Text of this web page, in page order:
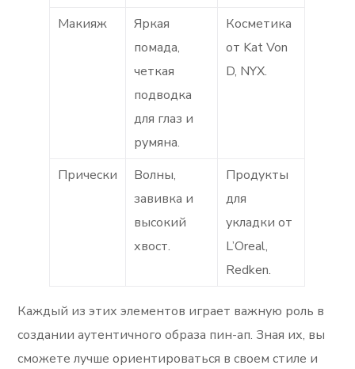
Макияж
Яркая
помада,
четкая
подводка
для глаз и
румяна.
Косметика
от Kat Von
D, NYX.
Прически
Волны,
завивка и
высокий
хвост.
Продукты
для
укладки от
L’Oreal,
Redken.
Каждый из этих элементов играет важную роль в
создании аутентичного образа пин-ап. Зная их, вы
сможете лучше ориентироваться в своем стиле и